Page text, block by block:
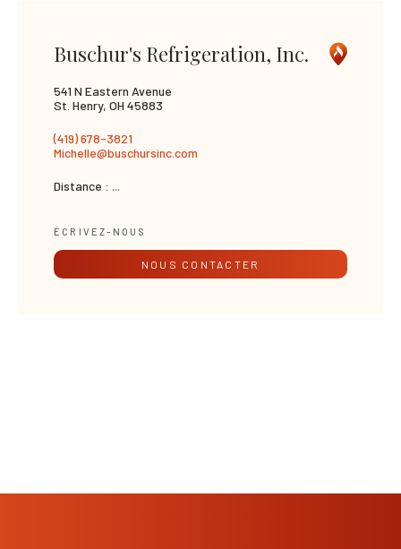
Buschur's Refrigeration, Inc.
541 N Eastern Avenue
St. Henry, OH 45883
(419) 678-3821
Michelle@buschursinc.com
Distance : ...
ÉCRIVEZ-NOUS
NOUS CONTACTER